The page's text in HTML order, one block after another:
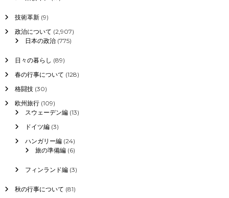
技術革新(9)
政治について (2,907)
日本の政治(775)
日々の暮らし (89)
春の行事について (128)
格闘技(30)
欧州旅行(109)
スウェーデン編(13)
ドイツ編(3)
ハンガリー編(24)
旅の準備編(6)
フィンランド編(3)
秋の行事について (81)